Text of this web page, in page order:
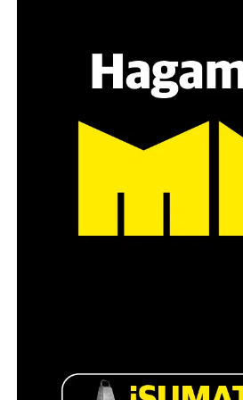
mamá de Lucía Pérez
es a través del interrogante, que
pregunta», comparte Gonzalo, de